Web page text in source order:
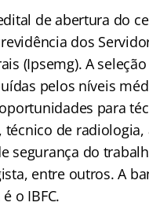
de abertura do
dos
(Ipsemg). A
pelos níveis
para
técnico de
segurança do
entre outros. A
o IBFC.